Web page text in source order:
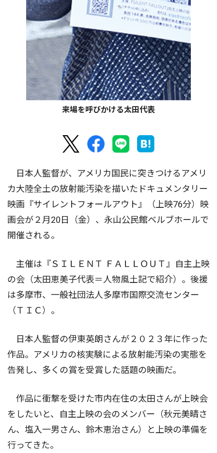
来場を呼びかける太田代表
日本人監督が、アメリカ国民に突きつけるアメリ
カ大陸全土の放射能汚染を描いたドキュメンタリー
映画『サイレントフォールアウト』（上映76分）映
画会が２月20日（金）、永山公民館ベルブホールで
開催される。
主催は『ＳＩＬＥＮＴ ＦＡＬＬＯＵＴ』自主上映
の会（太田恵美子代表＝人物風土記で紹介）。後援
は多摩市、一般社団法人多摩市国際交流センター
（ＴＩＣ）。
日本人監督の伊東英朗さんが２０２３年に作った
作品。アメリカの核実験による放射能汚染の実態を
告発し、多くの賞を受賞した話題の映画だ。
作品に衝撃を受けた市内在住の太田さんが上映会
をしたいと、自主上映の会のメンバー（秋元美晴さ
ん、塩入一男さん、鈴木恵治さん）と上映の準備を
行ってきた。